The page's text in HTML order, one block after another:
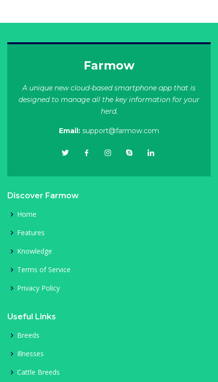
Farmow
A unique new cloud-based smartphone app that is
designed to manage all the key information for your
herd.
Email: support@farmow.com
Discover Farmow
Home
Features
Knowledge
Terms of Service
Privacy Policy
Useful Links
Breeds
Illnesses
Cattle Breeds